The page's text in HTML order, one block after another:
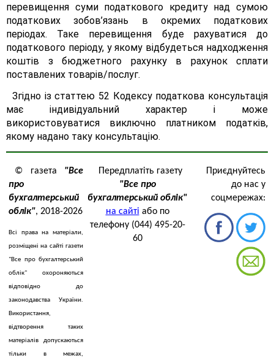
перевищення суми податкового кредиту над сумою
податкових зобов’язань в окремих податкових
періодах. Таке перевищення буде рахуватися до
податкового періоду, у якому відбудеться надходження
коштів з бюджетного рахунку в рахунок сплати
поставлених товарів/послуг.
Згідно із статтею 52 Кодексу податкова консультація
має індивідуальний характер і може
використовуватися виключно платником податків,
якому надано таку консультацію.
© газета "Все
про
бухгалтерський
облік", 2018-2026
Всі права на матеріали,
розміщені на сайті газети
"Все про бухгалтерський
облік" охороняються
відповідно до
законодавства України.
Використання,
відтворення таких
матеріалів допускаються
тільки в межах,
Передплатіть газету
"Все про
бухгалтерський облік"
на сайті або по
телефону (044) 495-20-
60
Приєднуйтесь
до нас у
соцмережах: